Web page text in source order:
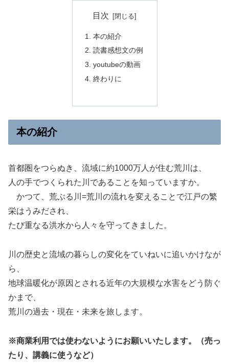
目次
本の紹介
読書感想文の例
youtubeの動画
終わりに
本の紹介
首都圏をつらぬき、流域に約1000万人が住む荒川は、
人の手でつくられた川であることを知っていますか。
かつて、荒ぶる川=荒川の流れを変えることで江戸の繁
栄はうみだされ、
たび重なる洪水から人々を守ってきました。
川の歴史と流域の暮らしの変化をていねいに追いかけなが
ら、
地球温暖化が原因とされる近年の大規模な水害をどう防ぐ
かまで、
荒川の過去・現在・未来を旅します。
※商業利用では使わないようにお願いいたします。（売っ
たり、講義に使うなど）